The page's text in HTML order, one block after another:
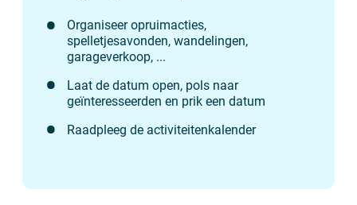
Organiseer opruimacties,
spelletjesavonden, wandelingen,
garageverkoop, ...
Laat de datum open, pols naar
geïnteresseerden en prik een datum
Raadpleeg de activiteitenkalender